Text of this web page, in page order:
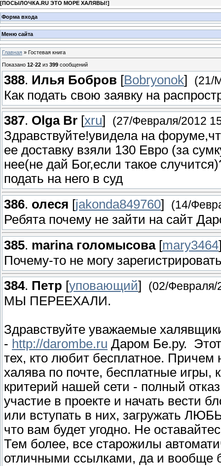
[ПОСЫЛОЧКА.RU ЭТО МОРЕ ХАЛЯВЫ!]
Форма входа
Меню сайта
Главная » Гостевая книга
Показано 12-22 из 399 сообщений
388. Илья Бобров [Bobryonok] (21/
Как подать свою заявку на
387. Olga Br [xru] (27/Февраля/2012
Здравствуйте!увидела на
ее доставку взяли 130 Евро (за
нее(не дай Бог,если такое
подать на него в суд
386. олеся [jakonda849760] (14/
Ребята почему не зайти на сайт
385. marina голомысова [mary3464
Почему-то не могу
384. Петр [уповающий] (02/Февраля/
МЫ ПЕРЕЕХАЛИ.
Здравствуйте уважаемые
- http://darombe.ru Даром Бе.ру. Этот
тех, кто любит бесплатное. Причем
халява по почте, бесплатные игры,
критерий нашей сети - полный
участие в проекте и начать вести
или вступать в них, загружать
что вам будет угодно. Не
Тем более, все старожилы
отличными ссылками, да и вообще